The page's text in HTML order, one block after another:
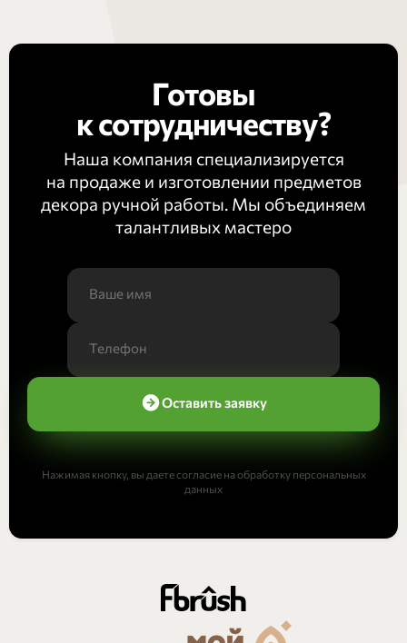
Готовы
к сотрудничеству?
Наша компания специализируется
на продаже и изготовлении предметов
декора ручной работы. Мы объединяем
талантливых мастеро
Оставить заявку
Нажимая кнопку, вы даете согласие на обработку персональных
данных